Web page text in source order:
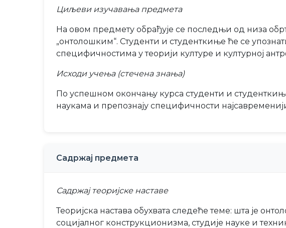
Циљеви изучавања предмета
На овом предмету обрађује се последњи од низа
„онтолошким“. Студенти и студенткиње ће се
специфичностима у теорији културе и културној
Исходи учења (стечена знања)
По успешном окончању курса студенти и
наукама и препознају специфичности
Садржај предмета
Садржај теоријске наставе
Теоријска настава обухвата следеће теме: шта је
социјалног конструкционизма, студије науке и